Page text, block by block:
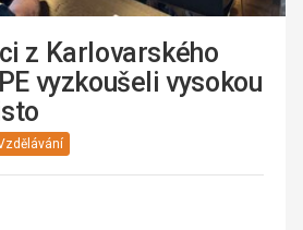
z Karlovarského
vyzkoušeli vysokou